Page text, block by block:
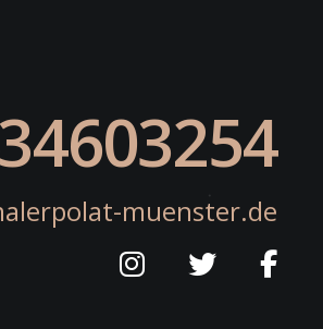
muenster.de